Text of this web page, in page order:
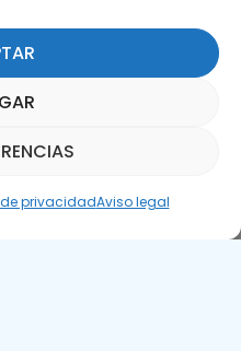
privacidadAviso legal